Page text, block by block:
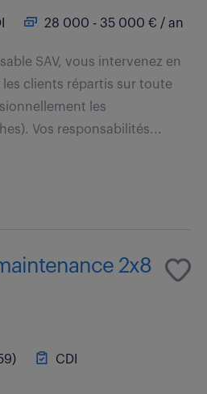
28 000 - 35 000 € / an
SAV, vous intervenez en
clients répartis sur toute
les
Vos responsabilités...
2x8
CDI